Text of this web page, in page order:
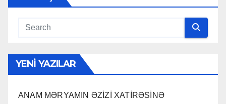
YENI YAZILAR
ANAM MƏRYAMIN ƏZİZİ XATİRƏSİNƏ